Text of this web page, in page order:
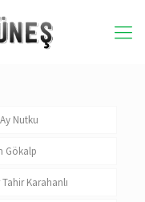
Nutku
Gökalp
Karahanlı